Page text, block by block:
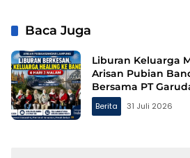
Baca Juga
Liburan Keluarga
Arisan Pubian
Bersama PT
Gathering ke
Berita 31 Juli 2026